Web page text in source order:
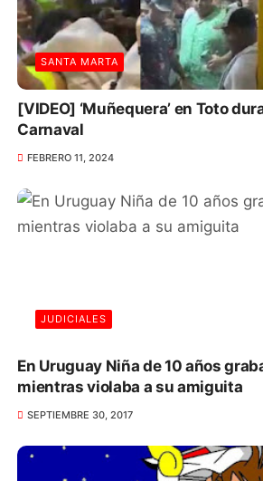
SANTA MARTA
[VIDEO] ‘Muñequera’ en Toto
Carnaval
FEBRERO 11, 2024
JUDICIALES
En Uruguay Niña de 10 años
mientras violaba a su amiguita
SEPTIEMBRE 30, 2017